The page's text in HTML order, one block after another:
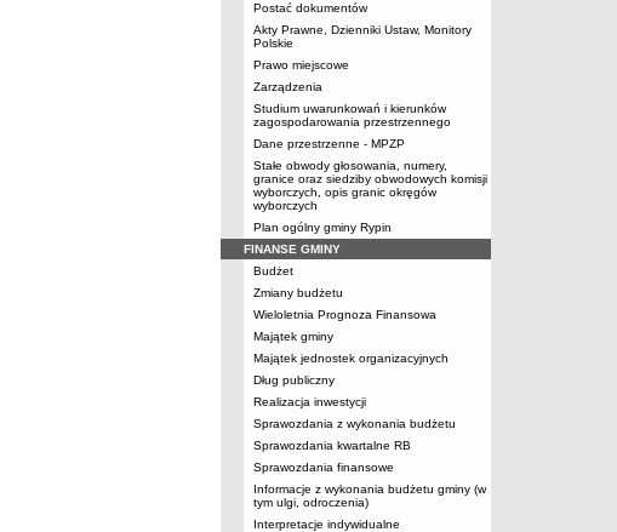
Postać dokumentów
Akty Prawne, Dzienniki Ustaw, Monitory
Polskie
Prawo miejscowe
Zarządzenia
Studium uwarunkowań i kierunków
zagospodarowania przestrzennego
Dane przestrzenne - MPZP
Stałe obwody głosowania, numery,
granice oraz siedziby obwodowych komisji
wyborczych, opis granic okręgów
wyborczych
Plan ogólny gminy Rypin
FINANSE GMINY
Budżet
Zmiany budżetu
Wieloletnia Prognoza Finansowa
Majątek gminy
Majątek jednostek organizacyjnych
Dług publiczny
Realizacja inwestycji
Sprawozdania z wykonania budżetu
Sprawozdania kwartalne RB
Sprawozdania finansowe
Informacje z wykonania budżetu gminy (w
tym ulgi, odroczenia)
Interpretacje indywidualne